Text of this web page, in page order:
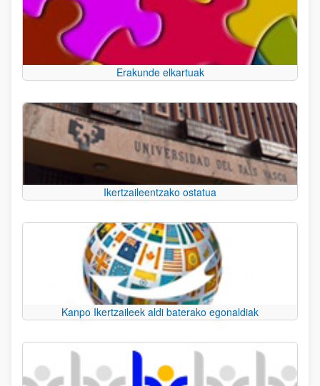
Erakunde elkartuak
Ikertzaileentzako ostatua
Kanpo Ikertzaileek aldi baterako egonaldiak